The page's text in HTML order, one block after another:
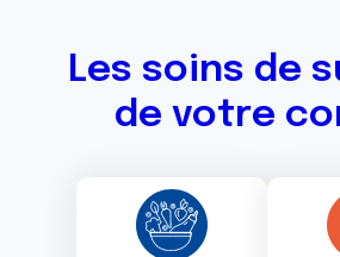
Les soins de
de votre